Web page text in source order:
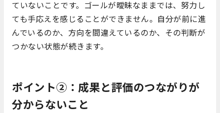
ていないことです。ゴールが曖昧なままでは、努力し
ても手応えを感じることができません。自分が前に進
んでいるのか、方向を間違えているのか、その判断が
つかない状態が続きます。
ポイント②：成果と評価のつながりが
分からないこと